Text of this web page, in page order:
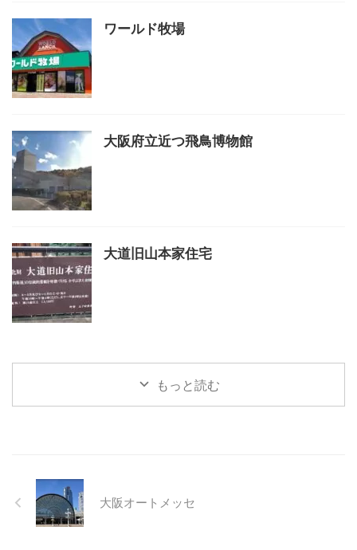
ワールド牧場
大阪府立近つ飛鳥博物館
大道旧山本家住宅
もっと読む
大阪オートメッセ